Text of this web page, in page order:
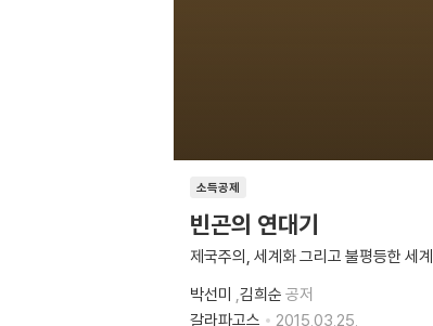
소득공제
빈곤의 연대기
제국주의, 세계화 그리고 불평등한 세계
박선미 ,김희순 공저
갈라파고스
2015.03.25.